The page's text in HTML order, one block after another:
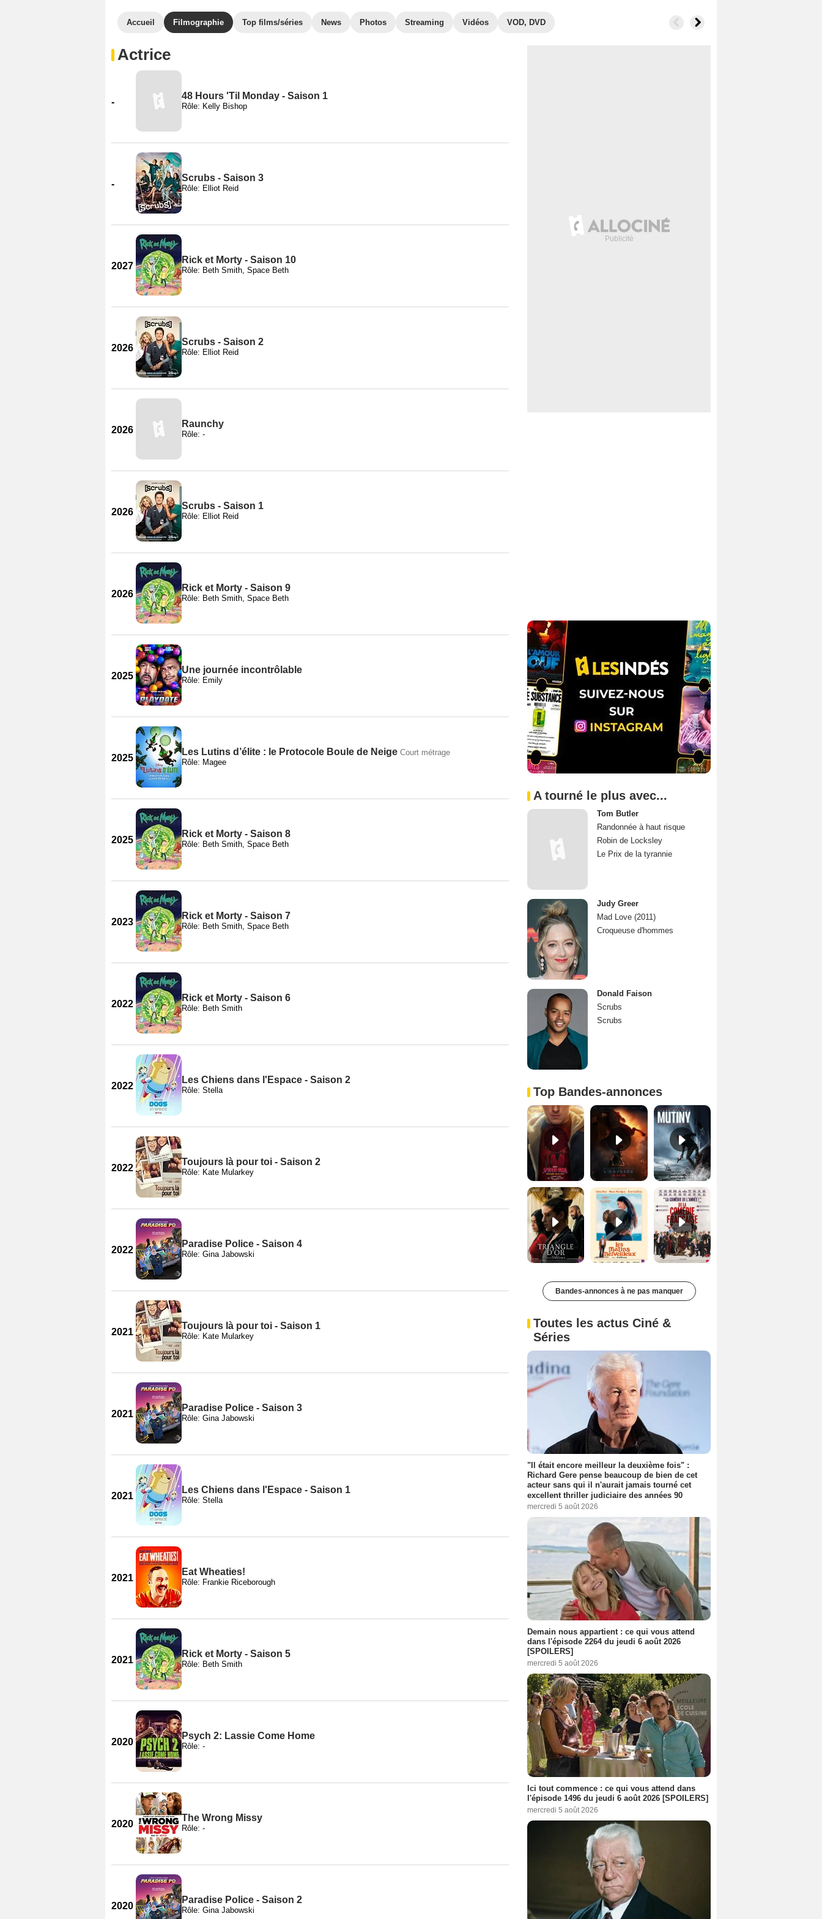
Accueil Filmographie Top films/séries News Photos Streaming Vidéos VOD, DVD
Actrice
-
48 Hours 'Til Monday - Saison 1
Rôle: Kelly Bishop
-
Scrubs - Saison 3
Rôle: Elliot Reid
2027
Rick et Morty - Saison 10
Rôle: Beth Smith, Space Beth
2026
Scrubs - Saison 2
Rôle: Elliot Reid
2026
Raunchy
Rôle: -
2026
Scrubs - Saison 1
Rôle: Elliot Reid
2026
Rick et Morty - Saison 9
Rôle: Beth Smith, Space Beth
2025
Une journée incontrôlable
Rôle: Emily
2025
Les Lutins d’élite : le Protocole Boule de Neige Court métrage
Rôle: Magee
2025
Rick et Morty - Saison 8
Rôle: Beth Smith, Space Beth
2023
Rick et Morty - Saison 7
Rôle: Beth Smith, Space Beth
2022
Rick et Morty - Saison 6
Rôle: Beth Smith
2022
Les Chiens dans l'Espace - Saison 2
Rôle: Stella
2022
Toujours là pour toi - Saison 2
Rôle: Kate Mularkey
2022
Paradise Police - Saison 4
Rôle: Gina Jabowski
2021
Toujours là pour toi - Saison 1
Rôle: Kate Mularkey
2021
Paradise Police - Saison 3
Rôle: Gina Jabowski
2021
Les Chiens dans l'Espace - Saison 1
Rôle: Stella
2021
Eat Wheaties!
Rôle: Frankie Riceborough
2021
Rick et Morty - Saison 5
Rôle: Beth Smith
2020
Psych 2: Lassie Come Home
Rôle: -
2020
The Wrong Missy
Rôle: -
2020
Paradise Police - Saison 2
Rôle: Gina Jabowski
A tourné le plus avec...
Tom Butler
Randonnée à haut risque
Robin de Locksley
Le Prix de la tyrannie
Judy Greer
Mad Love (2011)
Croqueuse d'hommes
Donald Faison
Scrubs
Scrubs
Top Bandes-annonces
Spider-Man: Brand New Day Bande-annonce VO STFR L'Odyssée Bande-annonce VO STFR
Les Matins merveilleux Bande-annonce VF De la Comédie-Française Teaser VF
Bandes-annonces à ne pas manquer
Toutes les actus Ciné &
Séries
"Il était encore meilleur la deuxième fois" :
Richard Gere pense beaucoup de bien de cet
acteur sans qui il n'aurait jamais tourné cet
excellent thriller judiciaire des années 90
mercredi 5 août 2026
Demain nous appartient : ce qui vous attend
dans l'épisode 2264 du jeudi 6 août 2026
[SPOILERS]
mercredi 5 août 2026
Ici tout commence : ce qui vous attend dans
l'épisode 1496 du jeudi 6 août 2026 [SPOILERS]
mercredi 5 août 2026